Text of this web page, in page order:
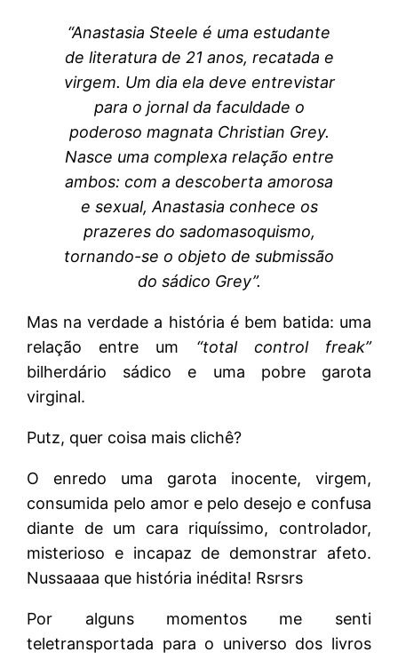
“Anastasia Steele é uma estudante
de literatura de 21 anos, recatada e
virgem. Um dia ela deve entrevistar
para o jornal da faculdade o
poderoso magnata Christian Grey.
Nasce uma complexa relação entre
ambos: com a descoberta amorosa
e sexual, Anastasia conhece os
prazeres do sadomasoquismo,
tornando-se o objeto de submissão
do sádico Grey”.
Mas na verdade a história é bem batida: uma
relação entre um “total control freak”
bilherdário sádico e uma pobre garota
virginal.
Putz, quer coisa mais clichê?
O enredo uma garota inocente, virgem,
consumida pelo amor e pelo desejo e confusa
diante de um cara riquíssimo, controlador,
misterioso e incapaz de demonstrar afeto.
Nussaaaa que história inédita! Rsrsrs
Por alguns momentos me senti
teletransportada para o universo dos livros